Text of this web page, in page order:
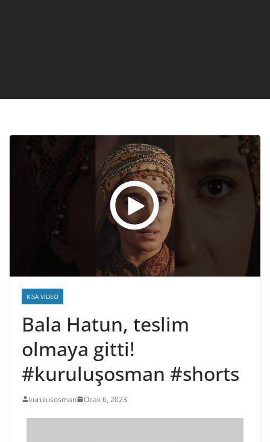
KISA VIDEO
Bala Hatun, teslim
olmaya gitti!
#kuruluşosman #shorts
kurulusosman Ocak 6, 2023